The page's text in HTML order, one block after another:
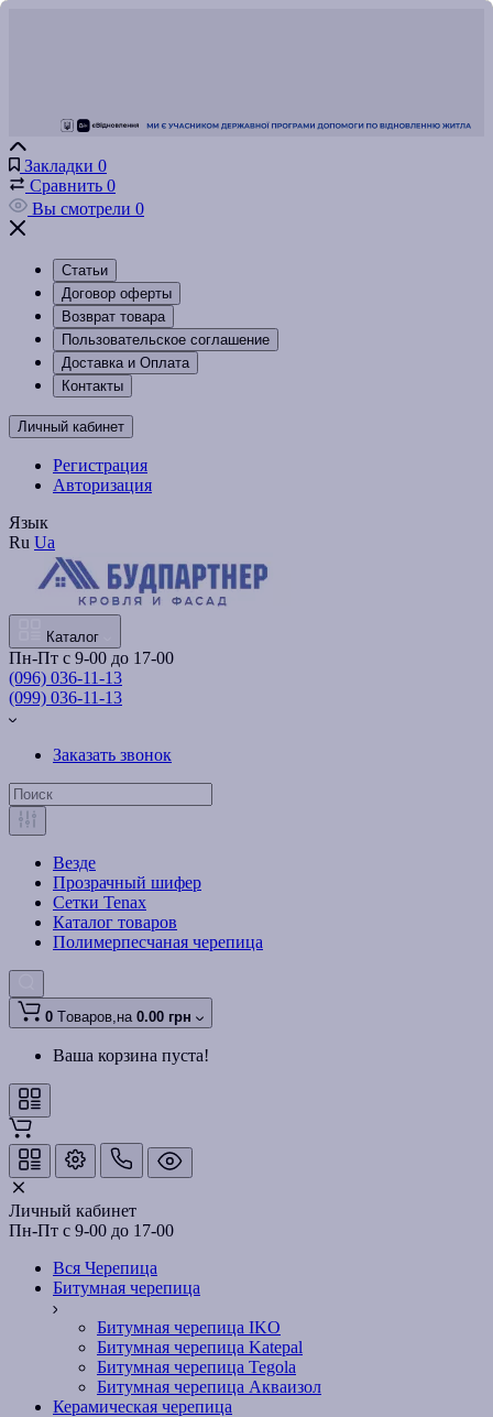
Закладки 0
Сравнить 0
Вы смотрели 0
Статьи
Договор оферты
Возврат товара
Пользовательское соглашение
Доставка и Оплата
Контакты
Личный кабинет
Регистрация
Авторизация
Язык
Ru Ua
Каталог
Пн-Пт с 9-00 до 17-00
(096) 036-11-13
(099) 036-11-13
Заказать звонок
Везде
Прозрачный шифер
Сетки Tenax
Каталог товаров
Полимерпесчаная черепица
0 Tоваров,на 0.00 грн
Ваша корзина пуста!
Личный кабинет
Пн-Пт с 9-00 до 17-00
Вся Черепица
Битумная черепица
Битумная черепица IKO
Битумная черепица Katepal
Битумная черепица Tegola
Битумная черепица Акваизол
Керамическая черепица